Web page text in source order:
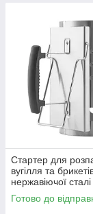
Стартер для
вугілля та
нержавіючої
гриля 27,3 см
Готово до